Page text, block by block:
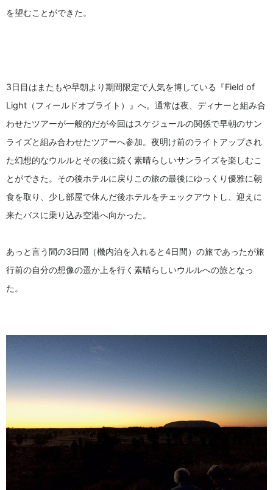
を望むことができた。
3日目はまたもや早朝より期間限定で人気を博している『Field of
Light（フィールドオブライト）』へ。通常は夜、ディナーと組み合
わせたツアーが一般的だが今回はスケジュールの関係で早朝のサン
ライズと組み合わせたツアーへ参加。夜明け前のライトアップされ
た幻想的なウルルとその後に続く素晴らしいサンライズを楽しむこ
とができた。その後ホテルに戻りこの旅の最後にゆっくり優雅に朝
食を取り、少し部屋で休んだ後ホテルをチェックアウトし、迎えに
来たバスに乗り込み空港へ向かった。
あっと言う間の3日間（機内泊を入れると4日間）の旅であったが旅
行前の自分の想像の遥か上を行く素晴らしいウルルへの旅となっ
た。